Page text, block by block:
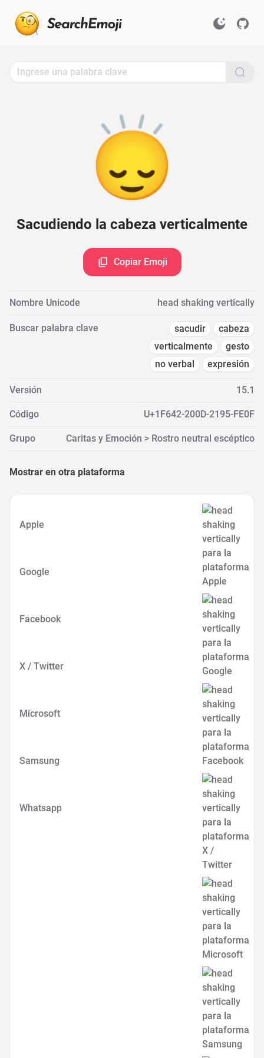
Click
🙂‍↕️
Sacudiendo la cabeza verticalmente
Copiar Emoji
Nombre Unicode head shaking vertically
Buscar palabra clave sacudir
cabeza
verticalmente
gesto
no verbal
expresión
Versión 15.1
Código U+1F642-200D-2195-FE0F
Grupo Caritas y Emoción > Rostro neutral escéptico
Mostrar en otra plataforma
Apple
Google
Facebook
X / Twitter
Microsoft
Samsung
Whatsapp